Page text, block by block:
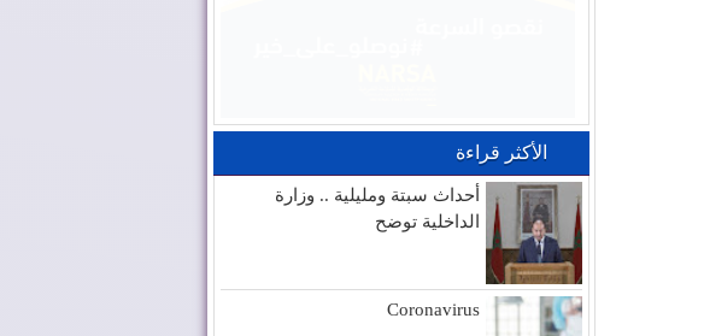
الأكثر قراءة
أحداث سبتة ومليلية .. وزارة
الداخلية توضح
Coronavirus